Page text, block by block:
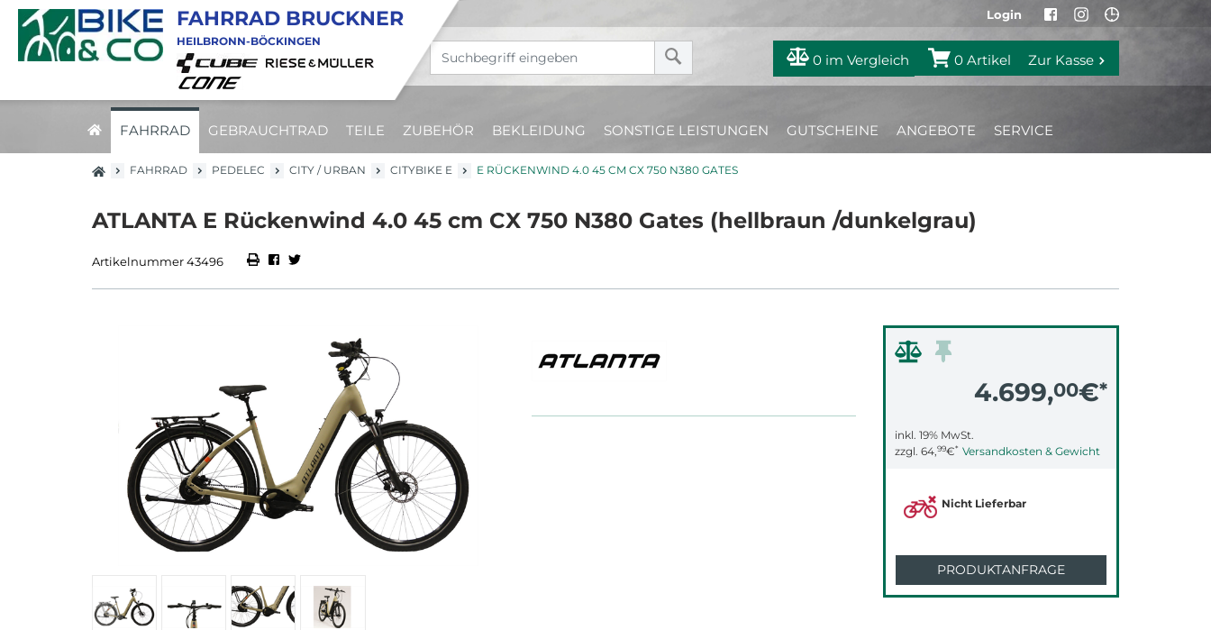
Login
0 im Vergleich 0 Artikel Zur Kasse
FAHRRAD GEBRAUCHTRAD TEILE ZUBEHÖR BEKLEIDUNG SONSTIGE LEISTUNGEN GUTSCHEINE ANGEBOTE SERVICE
FAHRRAD BRUCKNER
HEILBRONN-BÖCKINGEN
FAHRRAD PEDELEC CITY / URBAN CITYBIKE E E RÜCKENWIND 4.0 45 CM CX 750 N380 GATES
ATLANTA E Rückenwind 4.0 45 cm CX 750 N380 Gates (hellbraun /dunkelgrau)
Artikelnummer 43496
4.699,00€*
inkl. 19% MwSt.
zzgl. 64,99€* Versandkosten & Gewicht
Nicht Lieferbar
PRODUKTANFRAGE